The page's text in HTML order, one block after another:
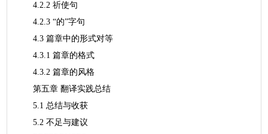
4.2.2 祈使句
4.2.3 “的”字句
4.3 篇章中的形式对等
4.3.1 篇章的格式
4.3.2 篇章的风格
第五章 翻译实践总结
5.1 总结与收获
5.2 不足与建议